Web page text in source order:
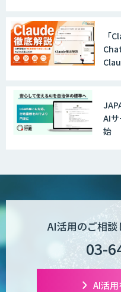
「
AI
始
AI活用のご相
03-
AI活